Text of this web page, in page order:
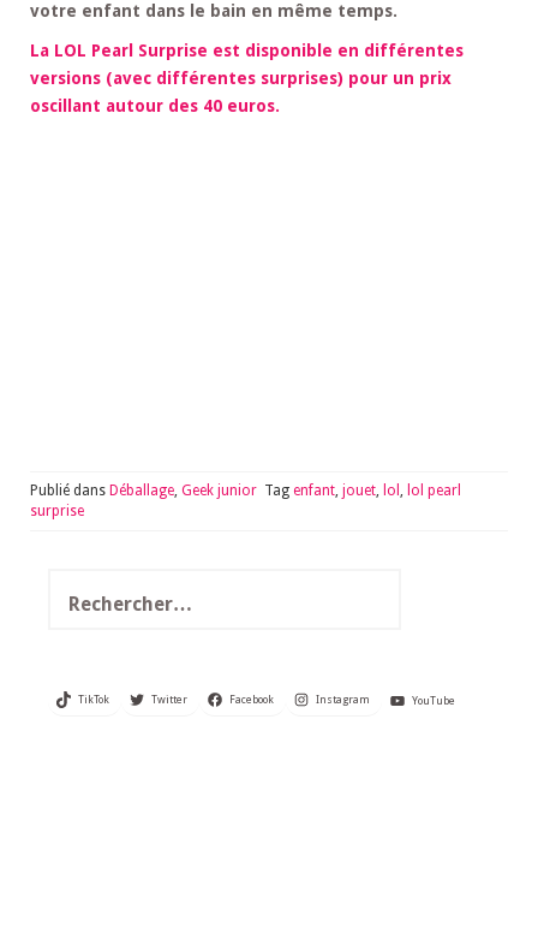
votre enfant dans le bain en même temps.
La LOL Pearl Surprise est disponible en différentes
versions (avec différentes surprises) pour un prix
oscillant autour des 40 euros.
Publié dans Déballage, Geek junior Tag enfant, jouet, lol , lol pearl
surprise
TikTok Twitter Facebook Instagram YouTube